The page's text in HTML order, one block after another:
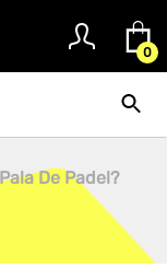
0
De Padel?